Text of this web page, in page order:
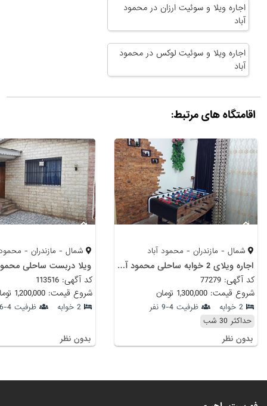
اجاره ویلا و سوئیت ارزان در محمود
آباد
اجاره ویلا و سوئیت لوکس در محمود
آباد
اقامتگاه های مرتبط:
شمال - مازندران - محمود آباد
اجاره ویلای 2 خوابه ساحلی محمود آباد
کد آگهی: 77279
شروع قیمت: 1,300,000 تومان
2 خوابه
ظرفیت 4-9 نفر
حداکثر 30 شب
بدون نظر
شمال - مازندران - محمود
ویلا دربست ساحلی
کد آگهی: 113516
شروع قیمت: 1,200,000 تومان
2 خوابه ظرفیت 4-6 نفر
بدون نظر